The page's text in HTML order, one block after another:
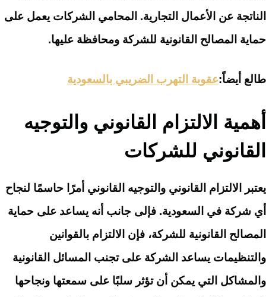
الناتجة عن الأعمال التجارية. المحامي الشركات يعمل على
حماية المصالح القانونية للشركة ومحافظة عليها.
طالع أيضاً:عقوبة التهرب الضريبي بالسعودية
أهمية الالتزام القانوني والتوجيه
القانوني للشركات
يعتبر الالتزام القانوني والتوجيه القانوني أمرًا حاسمًا لنجاح
أي شركة في السعودية. فإلى جانب أنه يساعد على حماية
المصالح القانونية للشركة، فإن الالتزام بالقوانين
والتنظيمات يساعد الشركة على تجنب المسائل القانونية
والمشاكل التي يمكن أن تؤثر سلبًا على سمعتها ونجاحها